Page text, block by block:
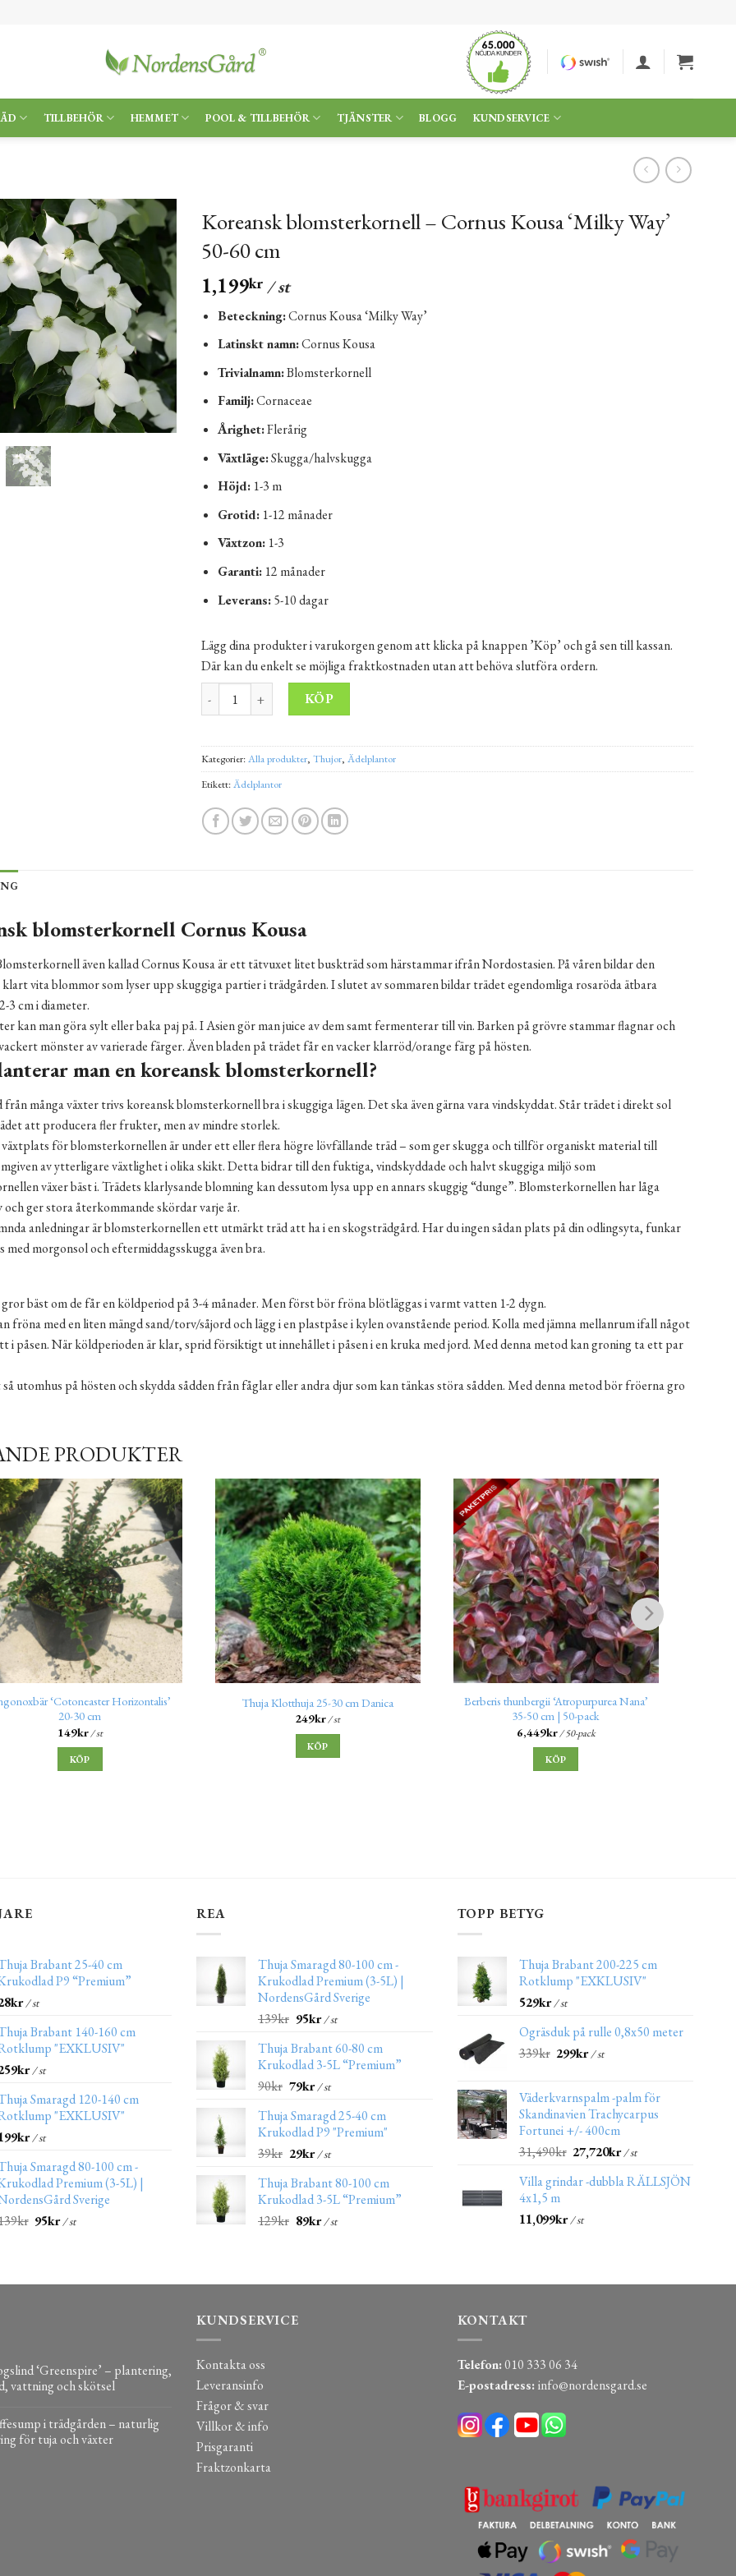
TILLBEHÖR HEMMET POOL & TILLBEHÖR TJÄNSTER BLOGG KUNDSERVICE
Koreansk blomsterkornell – Cornus Kousa ‘Milky Way’
50-60 cm
1,199kr/ st
Beteckning:Cornus Kousa ‘Milky Way’
Latinskt namn:Cornus Kousa
Trivialnamn:Blomsterkornell
Familj:Cornaceae
Årighet:Flerårig
Växtläge:Skugga/halvskugga
Höjd: 1-3 m
Grotid: 1-12 månader
Växtzon: 1-3
Garanti: 12 månader
Leverans:5-10 dagar
Lägg dina produkter i varukorgen genom att klicka på knappen ’Köp’ och gå sen till kassan.
Där kan du enkelt se möjliga fraktkostnaden utan att behöva slutföra ordern.
Koreansk blomsterkornell - Cornus Kousa 'Milky Way' 50-60 cm mängd
KÖP
Kategorier:Alla produkter, Thujor, Ädelplantor
Etikett:Ädelplantor
blomsterkornell Cornus Kousa
även kallad Cornus Kousa är ett tätvuxet litet buskträd som härstammar ifrån Nordostasien. På våren bildar den
vita blommor som lyser upp skuggiga partier i trädgården. I slutet av sommaren bildar trädet egendomliga rosaröda ätbara
3 cm i diameter.
kan man göra sylt eller baka paj på. I Asien gör man juice av dem samt fermenterar till vin. Barken på grövre stammar flagnar och
mönster av varierade färger. Även bladen på trädet får en vacker klarröd/orange färg på hösten.
man en koreansk blomsterkornell?
många växter trivs koreansk blomsterkornell bra i skuggiga lägen. Det ska även gärna vara vindskyddat. Står trädet i direkt sol
att producera fler frukter, men av mindre storlek.
för blomsterkornellen är under ett eller flera högre lövfällande träd – som ger skugga och tillför organiskt material till
av ytterligare växtlighet i olika skikt. Detta bidrar till den fuktiga, vindskyddade och halvt skuggiga miljö som
växer bäst i. Trädets klarlysande blomning kan dessutom lysa upp en annars skuggig “dunge”. Blomsterkornellen har låga
ger stora återkommande skördar varje år.
anledningar är blomsterkornellen ett utmärkt träd att ha i en skogsträdgård. Har du ingen sådan plats på din odlingsyta, funkar
med morgonsol och eftermiddagsskugga även bra.
bäst om de får en köldperiod på 3-4 månader. Men först bör fröna blötläggas i varmt vatten 1-2 dygn.
fröna med en liten mängd sand/torv/såjord och lägg i en plastpåse i kylen ovanstående period. Kolla med jämna mellanrum ifall något
i påsen. När köldperioden är klar, sprid försiktigt ut innehållet i påsen i en kruka med jord. Med denna metod kan groning ta ett par
utomhus på hösten och skydda sådden från fåglar eller andra djur som kan tänkas störa sådden. Med denna metod bör fröerna gro
PRODUKTER
‘Cotoneaster Horizontalis’
20-30 cm
149kr/ st
KÖP
Thuja Klotthuja 25-30 cm Danica
249kr/ st
KÖP
Berberis thunbergii ‘Atropurpurea Nana’
35-50 cm | 50-pack
6,449kr/ 50-pack
KÖP
Brabant 25-40 cm
P9 “Premium”
kr/ st
Brabant 140-160 cm
"EXKLUSIV"
kr/ st
Smaragd 120-140 cm
"EXKLUSIV"
kr/ st
Smaragd 80-100 cm -
Premium (3-5L) |
Sverige
kr 95kr/ st
REA
Thuja Smaragd 80-100 cm -
Krukodlad Premium (3-5L) |
NordensGård Sverige
139kr 95kr/ st
Thuja Brabant 60-80 cm
Krukodlad 3-5L “Premium”
90kr 79kr/ st
Thuja Smaragd 25-40 cm
Krukodlad P9 "Premium"
39kr 29kr/ st
Thuja Brabant 80-100 cm
Krukodlad 3-5L “Premium”
129kr 89kr/ st
TOPP BETYG
Thuja Brabant 200-225 cm
Rotklump "EXKLUSIV"
529kr/ st
Ogräsduk på rulle 0,8x50 meter
339kr 299kr/ st
Väderkvarnspalm -palm för
Skandinavien Trachycarpus
Fortunei +/- 400cm
31,490kr 27,720kr/ st
Villa grindar -dubbla RÄLLSJÖN
4x1,5 m
11,099kr/ st
‘Greenspire’ – plantering,
vattning och skötsel
i trädgården – naturlig
för tuja och växter
KUNDSERVICE
Kontakta oss
Leveransinfo
Frågor & svar
Villkor & info
Prisgaranti
Fraktzonkarta
KONTAKT
Telefon:010 333 06 34
E-postadress: info@nordensgard.se